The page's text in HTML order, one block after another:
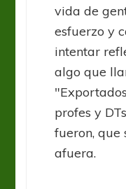
vida de
esfuerzo y
intentar
algo que
profes y
fueron, que
afuera.